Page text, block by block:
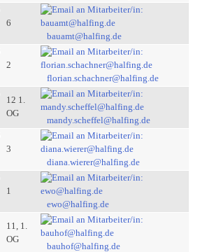
6
bauamt@halfing.de
2
florian.schachner@halfing.de
12 1.
OG
mandy.scheffel@halfing.de
3
diana.wierer@halfing.de
1
ewo@halfing.de
11, 1.
OG
bauhof@halfing.de